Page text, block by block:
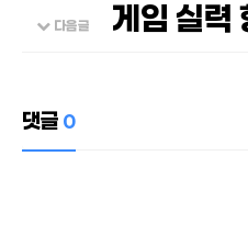
다음글 게임 실력
댓글 0